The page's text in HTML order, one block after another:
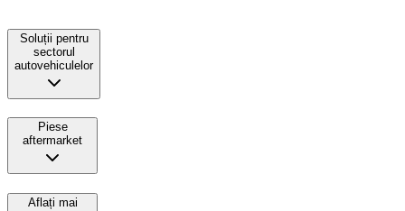
Soluții pentru
sectorul
autovehiculelor
Piese
aftermarket
Aflați mai